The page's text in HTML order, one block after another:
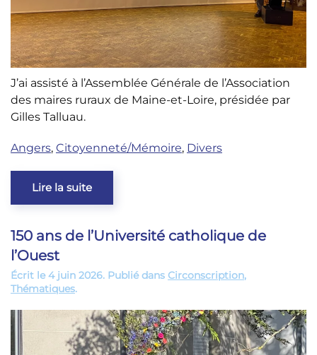
J’ai assisté à l’Assemblée Générale de l’Association
des maires ruraux de Maine-et-Loire, présidée par
Gilles Talluau.
Angers, Citoyenneté/Mémoire, Divers
Lire la suite
150 ans de l’Université catholique de
l’Ouest
Écrit le4 juin 2026. Publié dans Circonscription,
Thématiques.